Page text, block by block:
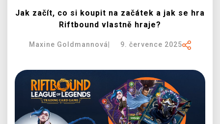
TCG & BOARDGAME HUB
Jak začít, co si koupit na začátek a jak se hra
Riftbound vlastně hraje?
Maxine Goldmannová 9. července 2025